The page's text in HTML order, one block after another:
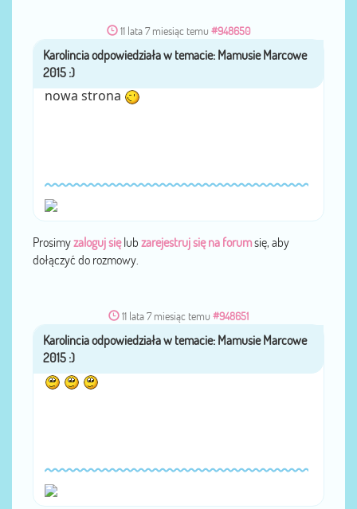
11 lata 7 miesiąc temu #948650
przezKarolincia
nowa strona
Prosimyzaloguj sięlub zarejestruj się na forumsię, aby
dołączyć do rozmowy.
11 lata 7 miesiąc temu #948651
przezKarolincia